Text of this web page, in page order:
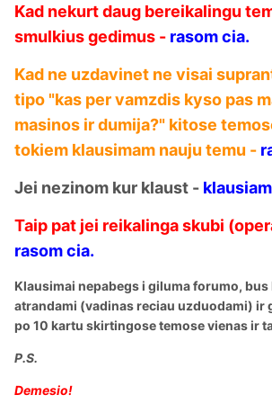
Kad nekurt daug bereikalingu
smulkius gedimus - rasom cia.
Kad ne uzdavinet ne visai
tipo "kas per vamzdis kyso pas
masinos ir dumija?" kitose
tokiem klausimam nauju temu -
Jei nezinom kur klaust -
Taip pat jei reikalinga skubi
rasom cia.
Klausimai nepabegs i giluma forumo, bus
atrandami (vadinas reciau uzduodami) ir
po 10 kartu skirtingose temose vienas ir
P.S.
Demesio!